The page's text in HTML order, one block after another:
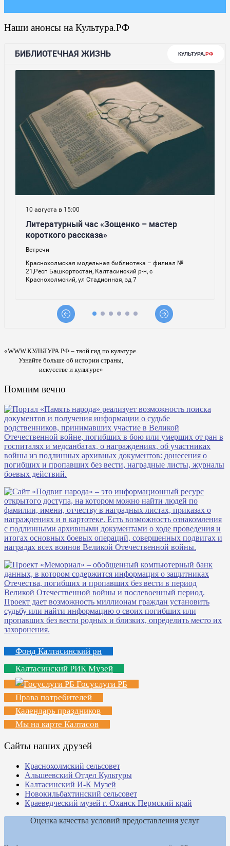
Наши анонсы на Культура.РФ
«WWW.КУЛЬТУРА.РФ – твой гид по культуре.
Узнайте больше об истории страны,
искусстве и культуре»
Помним вечно
Фонд Калтасинский рн
Калтасинский РИК Музей
Госуслуги РБ
Права потребителей
Календарь праздников
Мы на карте Калтасов
Сайты наших друзей
Краснохолмский сельсовет
Альшеевский Отдел Культуры
Калтасинский И-К Музей
Новокильбахтинский сельсовет
Краеведческий музей г. Оханск Пермский край
Оценка качества условий предоставления услуг